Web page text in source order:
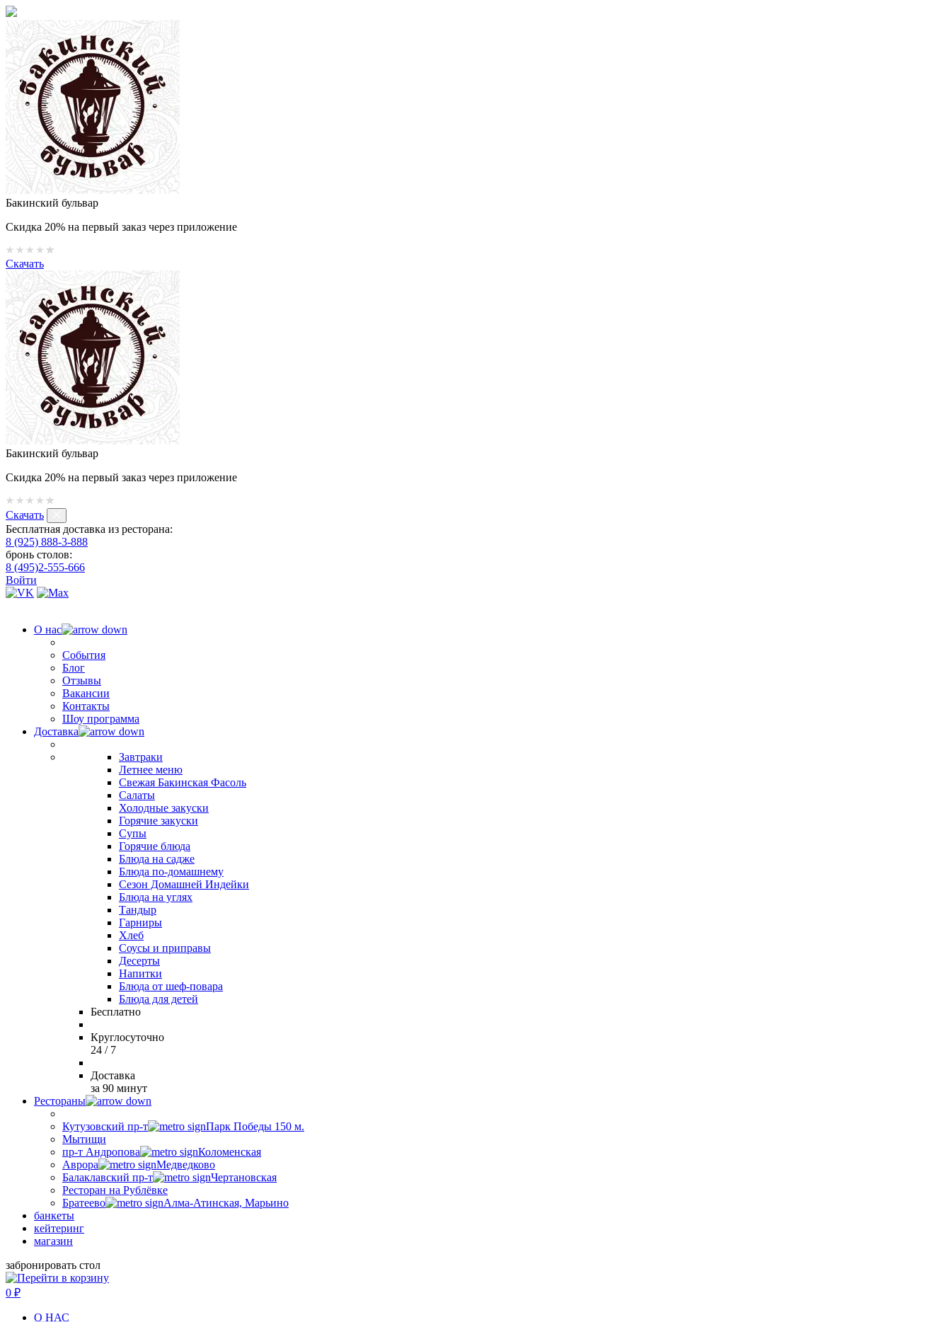
Бакинский бульвар
Скидка 20% на первый заказ через приложение
Скачать
Бакинский бульвар
Скидка 20% на первый заказ через приложение
Скачать
Бесплатная доставка из ресторана:
8 (925) 888-3-888
бронь столов:
8 (495)2-555-666
Войти
О нас
События
Блог
Отзывы
Вакансии
Контакты
Шоу программа
Доставка
Завтраки
Летнее меню
Свежая Бакинская Фасоль
Салаты
Холодные закуски
Горячие закуски
Супы
Горячие блюда
Блюда на садже
Блюда по-домашнему
Сезон Домашней Индейки
Блюда на углях
Тандыр
Гарниры
Хлеб
Соусы и приправы
Десерты
Напитки
Блюда от шеф-повара
Блюда для детей
Бесплатно
Круглосуточно
24 / 7
Доставка
за 90 минут
Рестораны
Кутузовский пр-т
Парк Победы 150 м.
Мытищи
пр-т Андропова
Коломенская
Аврора
Медведково
Балаклавский пр-т
Чертановская
Ресторан на Рублёвке
Братеево
Алма-Атинская, Марьино
банкеты
кейтеринг
магазин
забронировать стол
0 ₽
О НАС